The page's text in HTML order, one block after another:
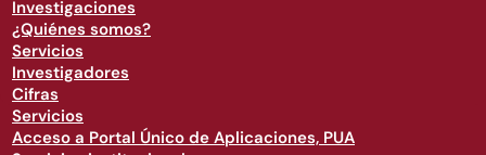
Investigaciones
¿Quiénes somos?
Servicios
Investigadores
Cifras
Servicios
Acceso a Portal Único de Aplicaciones, PUA